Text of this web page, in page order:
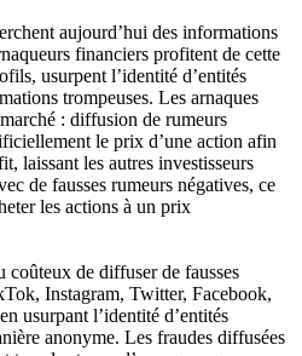
aujourd’hui des informations
financiers profitent de cette
usurpent l’identité d’entités
trompeuses. Les arnaques
: diffusion de rumeurs
le prix d’une action afin
laissant les autres investisseurs
de fausses rumeurs négatives, ce
les actions à un prix
coûteux de diffuser de fausses
Instagram, Twitter, Facebook,
usurpant l’identité d’entités
anonyme. Les fraudes diffusées